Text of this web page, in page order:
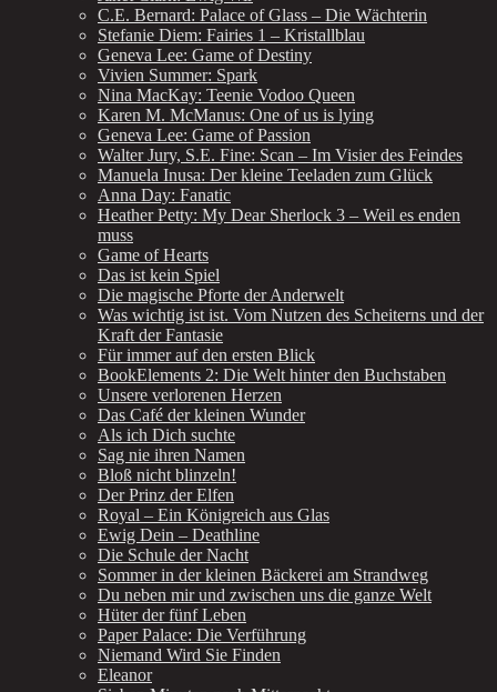
C.E. Bernard: Palace of Glass – Die Wächterin
Stefanie Diem: Fairies 1 – Kristallblau
Geneva Lee: Game of Destiny
Vivien Summer: Spark
Nina MacKay: Teenie Vodoo Queen
Karen M. McManus: One of us is lying
Geneva Lee: Game of Passion
Walter Jury, S.E. Fine: Scan – Im Visier des Feindes
Manuela Inusa: Der kleine Teeladen zum Glück
Anna Day: Fanatic
Heather Petty: My Dear Sherlock 3 – Weil es enden
muss
Game of Hearts
Das ist kein Spiel
Die magische Pforte der Anderwelt
Was wichtig ist ist. Vom Nutzen des Scheiterns und der
Kraft der Fantasie
Für immer auf den ersten Blick
BookElements 2: Die Welt hinter den Buchstaben
Unsere verlorenen Herzen
Das Café der kleinen Wunder
Als ich Dich suchte
Sag nie ihren Namen
Bloß nicht blinzeln!
Der Prinz der Elfen
Royal – Ein Königreich aus Glas
Ewig Dein – Deathline
Die Schule der Nacht
Sommer in der kleinen Bäckerei am Strandweg
Du neben mir und zwischen uns die ganze Welt
Hüter der fünf Leben
Paper Palace: Die Verführung
Niemand Wird Sie Finden
Eleanor